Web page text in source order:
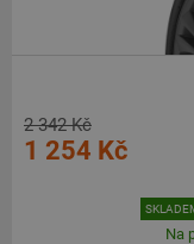
2 342 Kč
1 254 Kč
Na